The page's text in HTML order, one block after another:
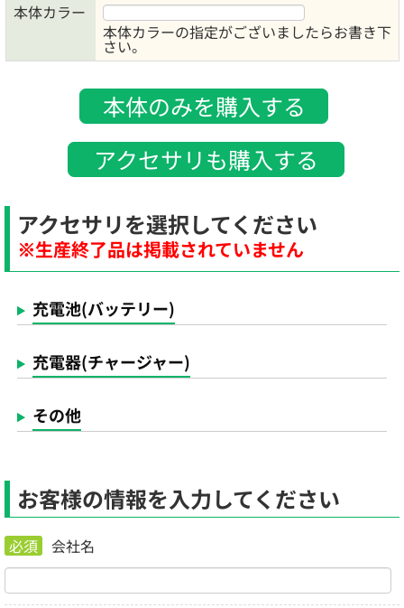
本体カラー
本体カラーの指定がございましたらお書き下
さい。
本体のみを購入する
アクセサリも購入する
アクセサリを選択してください
※生産終了品は掲載されていません
充電池(バッテリー)
充電器(チャージャー)
その他
お客様の情報を入力してください
必須 会社名